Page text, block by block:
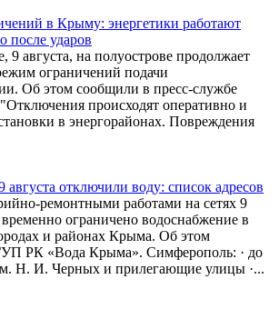
в Крыму: энергетики работают
после ударов
9 августа, на полуострове продолжает
ограничений подачи
Об этом сообщили в пресс-службе
происходят оперативно и
в энергорайонах. Повреждения
отключили воду: список адресов
ремонтными работами на сетях 9
временно ограничено водоснабжение в
и районах Крыма. Об этом
РК «Вода Крыма». Симферополь: · до
Н. И. Черных и прилегающие улицы ·...